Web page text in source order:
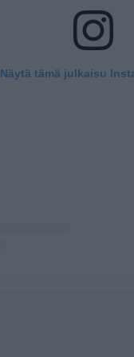
Näytä tämä julkaisu